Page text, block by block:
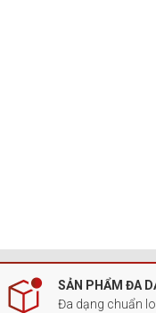
SẢN PHẨM ĐA
Đa dạng chuẩn